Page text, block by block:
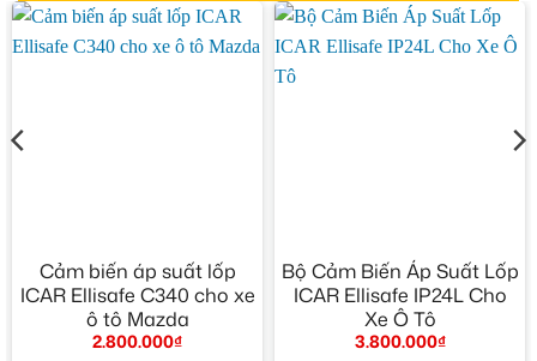
Cảm biến áp suất lốp
ICAR Ellisafe C340 cho xe
ô tô Mazda
2.800.000₫
Bộ Cảm Biến Áp Suất Lốp
ICAR Ellisafe IP24L Cho
Xe Ô Tô
3.800.000₫